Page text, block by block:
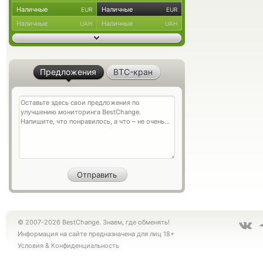
Наличные EUR Наличные EUR
Наличные UAH Наличные UAH
Предложения BTC-кран
© 2007-2026 BestChange. Знаем, где обменять!
Информация на сайте предназначена для лиц 18+
Условия & Конфиденциальность